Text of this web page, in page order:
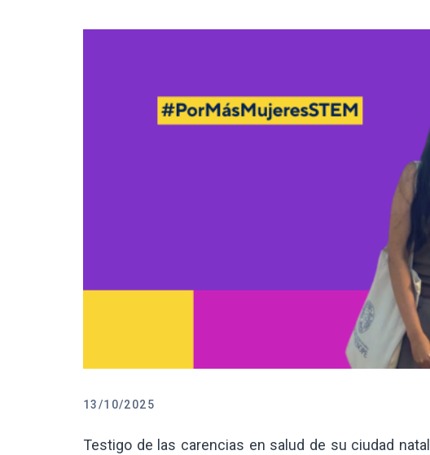
13/10/2025
Testigo de las carencias en salud de su ciudad